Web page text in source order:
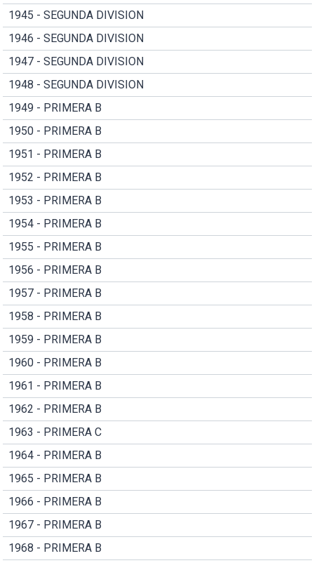
1945 - SEGUNDA DIVISION
1946 - SEGUNDA DIVISION
1947 - SEGUNDA DIVISION
1948 - SEGUNDA DIVISION
1949 - PRIMERA B
1950 - PRIMERA B
1951 - PRIMERA B
1952 - PRIMERA B
1953 - PRIMERA B
1954 - PRIMERA B
1955 - PRIMERA B
1956 - PRIMERA B
1957 - PRIMERA B
1958 - PRIMERA B
1959 - PRIMERA B
1960 - PRIMERA B
1961 - PRIMERA B
1962 - PRIMERA B
1963 - PRIMERA C
1964 - PRIMERA B
1965 - PRIMERA B
1966 - PRIMERA B
1967 - PRIMERA B
1968 - PRIMERA B